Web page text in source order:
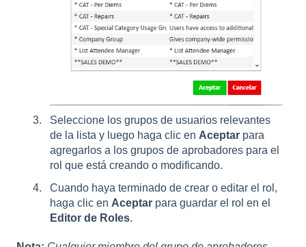
Seleccione los grupos de usuarios relevantes
de la lista y luego haga clic en Aceptar para
agregarlos a los grupos de aprobadores para el
rol que está creando o modificando.
Cuando haya terminado de crear o editar el rol,
haga clic en Aceptar para guardar el rol en el
Editor de Roles.